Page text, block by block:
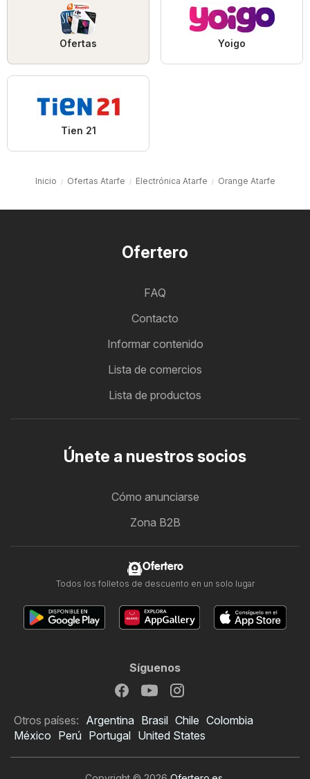
Ofertas Yoigo
Tien 21
Inicio Ofertas Atarfe Electrónica Atarfe Orange Atarfe
Ofertero
FAQ
Contacto
Informar contenido
Lista de comercios
Lista de productos
Únete a nuestros socios
Cómo anunciarse
Zona B2B
Ofertero
Todos los folletos de descuento en un solo lugar
Síguenos
Otros países: Argentina Brasil Chile Colombia
México Perú Portugal United States